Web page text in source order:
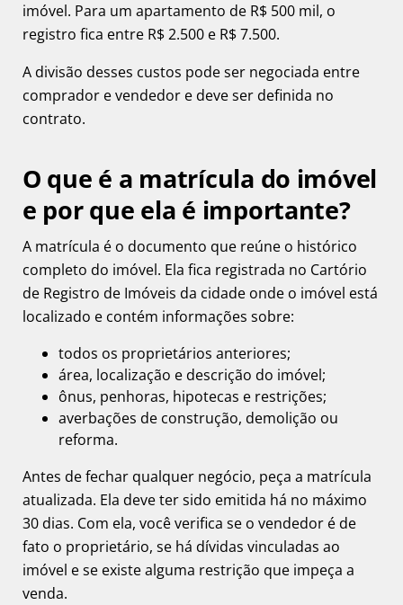
imóvel. Para um apartamento de R$ 500 mil, o
registro fica entre R$ 2.500 e R$ 7.500.
A divisão desses custos pode ser negociada entre
comprador e vendedor e deve ser definida no
contrato.
O que é a matrícula do imóvel
e por que ela é importante?
A matrícula é o documento que reúne o histórico
completo do imóvel. Ela fica registrada no Cartório
de Registro de Imóveis da cidade onde o imóvel está
localizado e contém informações sobre:
todos os proprietários anteriores;
área, localização e descrição do imóvel;
ônus, penhoras, hipotecas e restrições;
averbações de construção, demolição ou
reforma.
Antes de fechar qualquer negócio, peça a matrícula
atualizada. Ela deve ter sido emitida há no máximo
30 dias. Com ela, você verifica se o vendedor é de
fato o proprietário, se há dívidas vinculadas ao
imóvel e se existe alguma restrição que impeça a
venda.